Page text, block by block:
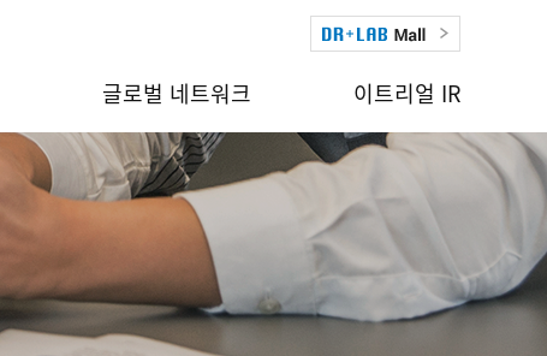
글로벌 네트워크 이트리얼 IR